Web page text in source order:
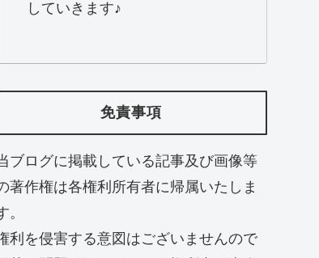
していきます♪
免責事項
ブログに掲載している記事及び画像等
著作権は各権利所有者に帰属いたしま
。
利を侵害する意図はございませんので